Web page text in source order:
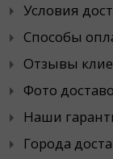
Условия
Способы
Отзывы
Фото
Наши
Города